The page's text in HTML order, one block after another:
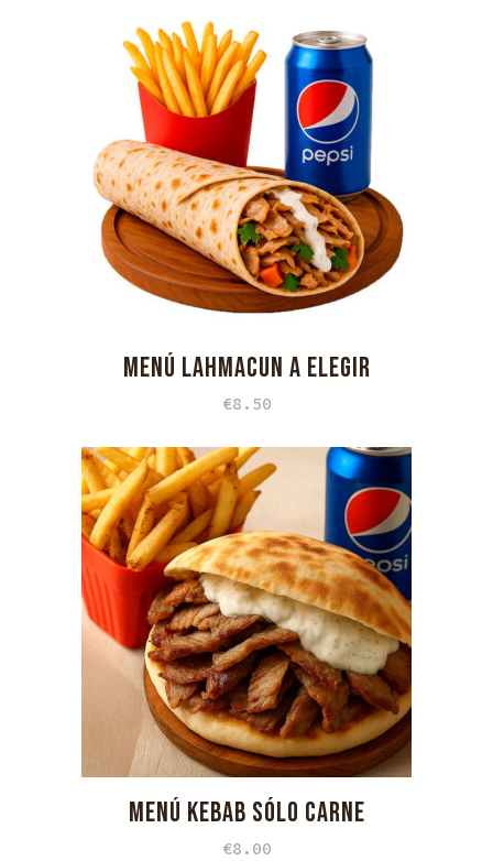
MENÚ LAHMACUN A ELEGIR
€8.50
MENÚ KEBAB SÓLO CARNE
€8.00